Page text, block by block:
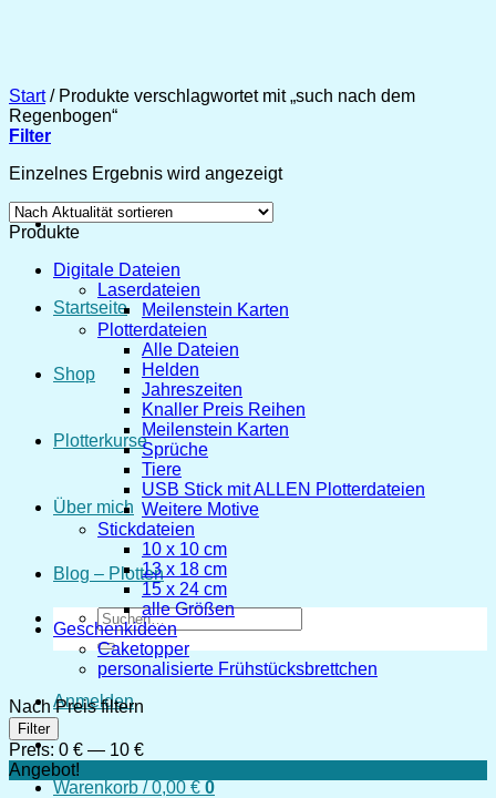
Startseite
Shop
Plotterkurse
Über mich
Blog – Plotten
Suchen
nach:
Anmelden
Warenkorb /0,00 € 0
Start /Produkte verschlagwortet mit „such nach dem
Regenbogen“
Filter
Einzelnes Ergebnis wird angezeigt
Produkte
Digitale Dateien
Laserdateien
Meilenstein Karten
Plotterdateien
Alle Dateien
Helden
Jahreszeiten
Knaller Preis Reihen
Meilenstein Karten
Sprüche
Tiere
USB Stick mit ALLEN Plotterdateien
Weitere Motive
Stickdateien
10 x 10 cm
13 x 18 cm
15 x 24 cm
alle Größen
Geschenkideen
Caketopper
personalisierte Frühstücksbrettchen
Nach Preis filtern
Min.
Preis
Max.
Preis
Filter
Preis: 0 € — 10 €
Angebot!